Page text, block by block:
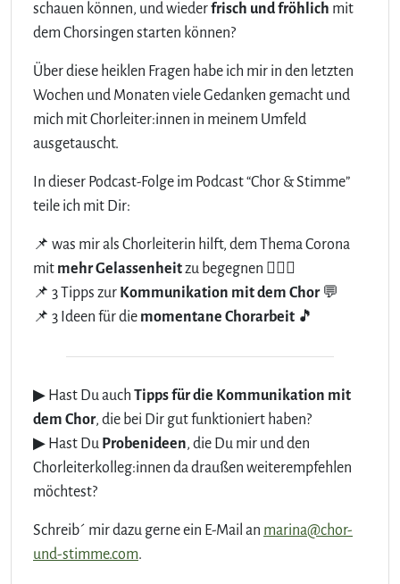
schauen können, und wiederfrisch und fröhlich mit
dem Chorsingen starten können?
Über diese heiklen Fragen habe ich mir in den letzten
Wochen und Monaten viele Gedanken gemacht und
mich mit Chorleiter:innen in meinem Umfeld
ausgetauscht.
In dieser Podcast-Folge im Podcast “Chor & Stimme”
teile ich mit Dir:
📌 was mir als Chorleiterin hilft, dem Thema Corona
mit mehr Gelassenheitzu begegnen 🤷🏻‍♀️
📌 3 Tipps zur Kommunikation mit dem Chor💬
📌 3 Ideen für die momentane Chorarbeit 🎵
▶ Hast Du auch Tipps für die Kommunikation mit
dem Chor, die bei Dir gut funktioniert haben?
▶ Hast Du Probenideen, die Du mir und den
Chorleiterkolleg:innen da draußen weiterempfehlen
möchtest?
Schreib´ mir dazu gerne ein E-Mail an marina@chor-
und-stimme.com.